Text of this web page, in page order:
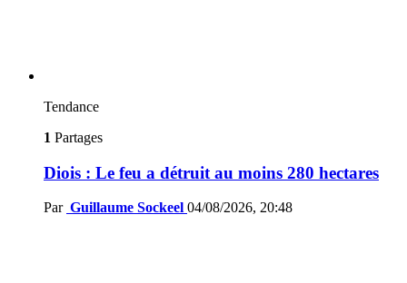
Tendance
1 Partages
Diois : Le feu a détruit au moins 280 hectares
Par Guillaume Sockeel 04/08/2026, 20:48